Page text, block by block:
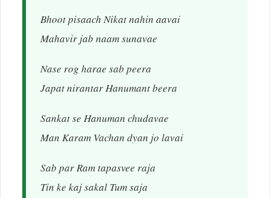
Bhoot pisaach Nikat nahin aavai
Mahavir jab naam sunavae
Nase rog harae sab peera
Japat nirantar Hanumant beera
Sankat se Hanuman chudavae
Man Karam Vachan dyan jo lavai
Sab par Ram tapasvee raja
Tin ke kaj sakal Tum saja